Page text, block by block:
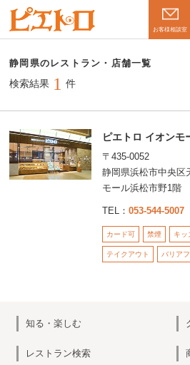
お客様相談室
静岡県のレストラン・店舗一覧
検索結果 1 件
ピエトロ イオンモ
〒435-0052
静岡県浜松市中央
モール浜松市野1階
TEL： 053-544-5007
カード可 禁煙 キッ
テイクアウト バリア
知る・楽しむ
レストラン検索